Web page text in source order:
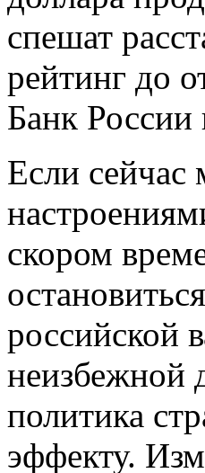
спешат
рейтинг до
Банк России
Если
скором
российской
неизбежной
политика
эффекту.